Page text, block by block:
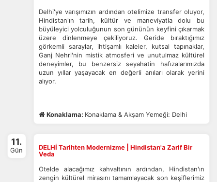
Delhi'ye varışımızın ardından otelimize transfer oluyor,
Hindistan'ın tarih, kültür ve maneviyatla dolu bu
büyüleyici yolculuğunun son gününün keyfini çıkarmak
üzere dinlenmeye çekiliyoruz. Geride bıraktığımız
görkemli saraylar, ihtişamlı kaleler, kutsal tapınaklar,
Ganj Nehri'nin mistik atmosferi ve unutulmaz kültürel
deneyimler, bu benzersiz seyahatin hafızalarımızda
uzun yıllar yaşayacak en değerli anıları olarak yerini
alıyor.
Konaklama: Konaklama & Akşam Yemeği: Delhi
11.
Gün
DELHİ Tarihten Modernizme | Hindistan'a Zarif Bir
Veda
Otelde alacağımız kahvaltının ardından, Hindistan'ın
zengin kültürel mirasını tamamlayacak son keşiflerimiz